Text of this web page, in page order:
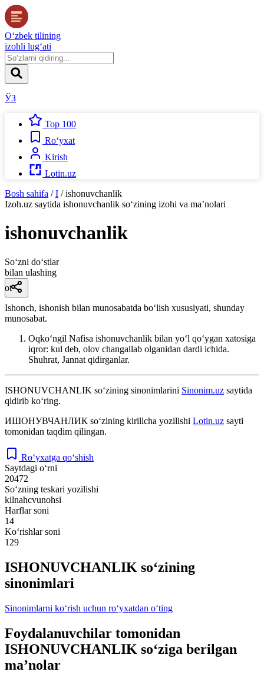
O‘zbek tilining
izohli lug‘ati
ЎЗ
Top 100
Ro‘yxat
Kirish
Lotin.uz
Bosh sahifa / I / ishonuvchanlik
Izoh.uz saytida ishonuvchanlik so‘zining izohi va ma’nolari
ishonuvchanlik
So‘zni do‘stlar
bilan ulashing
ot
Ishonch, ishonish bilan munosabatda boʻlish xususiyati, shunday
munosabat.
Oqkoʻngil Nafisa ishonuvchanlik bilan yoʻl qoʻygan xatosiga
iqror: kul deb, olov changallab olganidan dardi ichida.
Shuhrat, Jannat qidirganlar.
ISHONUVCHANLIK so‘zining sinonimlarini Sinonim.uz saytida
qidirib ko‘ring.
ИШОНУВЧАНЛИК so‘zining kirillcha yozilishi Lotin.uz sayti
tomonidan taqdim qilingan.
Ro‘yxatga qo‘shish
Saytdagi o‘rni
20472
So‘zning teskari yozilishi
kilnahcvunohsi
Harflar soni
14
Ko‘rishlar soni
129
ISHONUVCHANLIK so‘zining
sinonimlari
Sinonimlarni ko‘rish uchun ro‘yxatdan o‘ting
Foydalanuvchilar tomonidan
ISHONUVCHANLIK so‘ziga berilgan
ma’nolar